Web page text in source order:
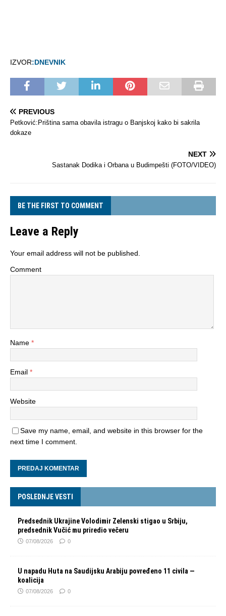
IZVOR:DNEVNIK
PREVIOUS
Petković:Priština sama obavila istragu o Banjskoj kako bi sakrila
dokaze
NEXT
Sastanak Dodika i Orbana u Budimpešti (FOTO/VIDEO)
BE THE FIRST TO COMMENT
Leave a Reply
Your email address will not be published.
Comment
Name *
Email *
Website
Save my name, email, and website in this browser for the
next time I comment.
POSLEDNJE VESTI
Predsednik Ukrajine Volodimir Zelenski stigao u Srbiju,
predsednik Vučić mu priredio večeru
07/08/2026 0
U napadu Huta na Saudijsku Arabiju povređeno 11 civila —
koalicija
07/08/2026 0